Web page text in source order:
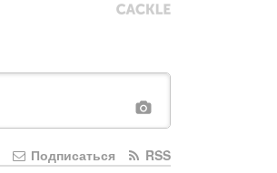
RSS
Подписаться